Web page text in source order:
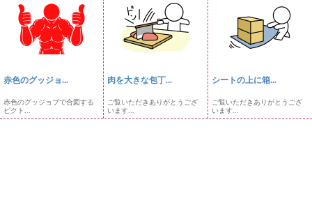
赤色のグッジョ...
赤色のグッジョブで合図する
ピクト...
肉を大きな包丁...
ご覧いただきありがとうござ
います...
シートの上に箱...
ご覧いただきありがとうござ
います...